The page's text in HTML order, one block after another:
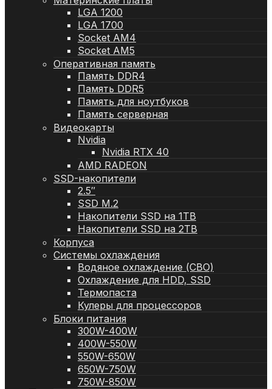
LGA 1200
LGA 1700
Socket AM4
Socket AM5
Оперативная память
Память DDR4
Память DDR5
Память для ноутбуков
Память серверная
Видеокарты
Nvidia
Nvidia RTX 40
AMD RADEON
SSD-накопители
2.5″
SSD M.2
Накопители SSD на 1TB
Накопители SSD на 2TB
Корпуса
Системы охлаждения
Водяное охлаждение (СВО)
Охлаждение для HDD, SSD
Термопаста
Кулеры для процессоров
Блоки питания
300W-400W
400W-550W
550W-650W
650W-750W
750W-850W